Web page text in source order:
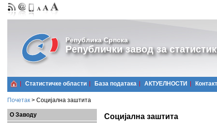
Република Српска
Републички завод за
Статистичке области Базa података АКТУЕЛНОСТИ Контакт
Почетак > Социјална заштита
О Заводу
Социјална заштита